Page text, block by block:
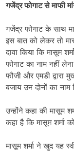
गजेंद्र फोगाट से माफी
गजेंद्र फोगाट के साथ
इस बात को लेकर तो
दावा किया कि मासूम
फोगाट का नाम नहीं
फौजी और एमडी द्वारा
बजाय उन दोनों का
उन्होंने कहा की मासूम
कहा है कि मासूम शर्मा
मासूम शर्मा ने खुद यह